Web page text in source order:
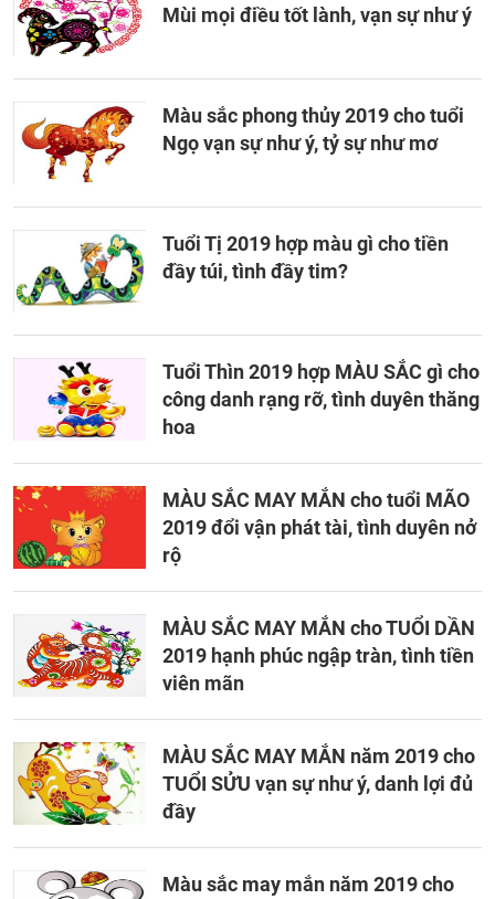
Mùi mọi điều tốt lành, vạn sự như ý
Màu sắc phong thủy 2019 cho tuổi
Ngọ vạn sự như ý, tỷ sự như mơ
Tuổi Tị 2019 hợp màu gì cho tiền
đầy túi, tình đầy tim?
Tuổi Thìn 2019 hợp MÀU SẮC gì cho
công danh rạng rỡ, tình duyên thăng
hoa
MÀU SẮC MAY MẮN cho tuổi MÃO
2019 đổi vận phát tài, tình duyên nở
rộ
MÀU SẮC MAY MẮN cho TUỔI DẦN
2019 hạnh phúc ngập tràn, tình tiền
viên mãn
MÀU SẮC MAY MẮN năm 2019 cho
TUỔI SỬU vạn sự như ý, danh lợi đủ
đầy
Màu sắc may mắn năm 2019 cho